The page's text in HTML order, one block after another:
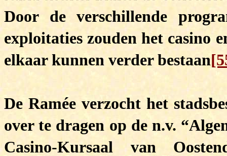
Door de verschillende
exploitaties zouden het casino
elkaar kunnen verder bestaan
De Ramée verzocht het
over te dragen op de n.v.
Casino-Kursaal van